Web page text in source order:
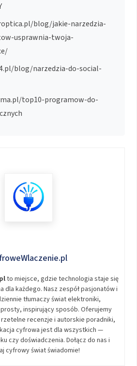
blog/jakie-narzedzia-
usprawnia-twoja-
blog/narzedzia-do-social-
top10-programow-do-
to miejsce, gdzie technologia staje się
dla każdego. Nasz zespół pasjonatów i
tłumaczy świat elektroniki,
inspirujący sposób. Oferujemy
recenzje i autorskie poradniki,
cyfrowa jest dla wszystkich —
czy doświadczenia. Dołącz do nas i
cyfrowy świat świadomie!